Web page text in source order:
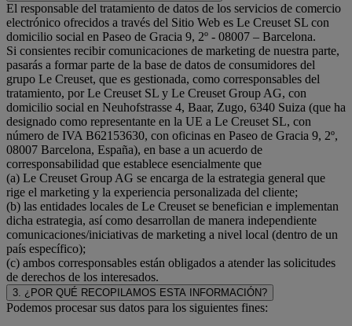
El responsable del tratamiento de datos de los servicios de comercio
electrónico ofrecidos a través del Sitio Web es Le Creuset SL con
domicilio social en Paseo de Gracia 9, 2º - 08007 – Barcelona.
Si consientes recibir comunicaciones de marketing de nuestra parte,
pasarás a formar parte de la base de datos de consumidores del
grupo Le Creuset, que es gestionada, como corresponsables del
tratamiento, por Le Creuset SL y Le Creuset Group AG, con
domicilio social en Neuhofstrasse 4, Baar, Zugo, 6340 Suiza (que ha
designado como representante en la UE a Le Creuset SL, con
número de IVA B62153630, con oficinas en Paseo de Gracia 9, 2º,
08007 Barcelona, España), en base a un acuerdo de
corresponsabilidad que establece esencialmente que
(a) Le Creuset Group AG se encarga de la estrategia general que
rige el marketing y la experiencia personalizada del cliente;
(b) las entidades locales de Le Creuset se benefician e implementan
dicha estrategia, así como desarrollan de manera independiente
comunicaciones/iniciativas de marketing a nivel local (dentro de un
país específico);
(c) ambos corresponsables están obligados a atender las solicitudes
de derechos de los interesados.
3. ¿POR QUÉ RECOPILAMOS ESTA INFORMACIÓN?
Podemos procesar sus datos para los siguientes fines: